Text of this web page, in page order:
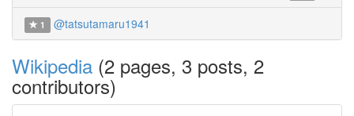
1 @tatsutamaru1941
Wikipedia (2 pages, 3 posts, 2
contributors)